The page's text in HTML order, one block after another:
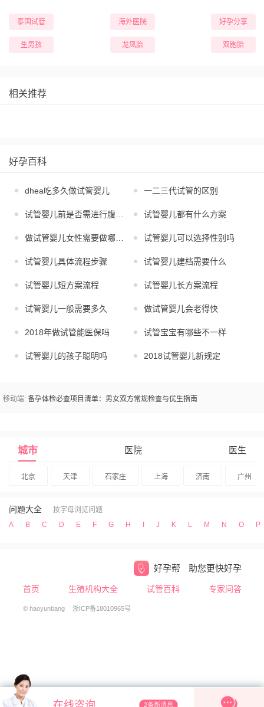
泰国试管 海外医院 好孕分享
生男孩 龙凤胎 双胞胎
相关推荐
好孕百科
dhea吃多久做试管婴儿 一二三代试管的区别
试管婴儿都有什么方案
试管婴儿可以选择性别吗
试管婴儿具体流程步骤 试管婴儿建档需要什么
试管婴儿短方案流程 试管婴儿长方案流程
试管婴儿一般需要多久 做试管婴儿会老得快
2018年做试管能医保吗 试管宝宝有哪些不一样
试管婴儿的孩子聪明吗 2018试管婴儿新规定
移动端: 备孕体检必查项目清单：男女双方常规检查与优生指南
城市 医院 医生
北京 天津 石家庄 上海 济南 广州
问题大全
按字母浏览问题
A
B C D E F G H I J K L M N O P
好孕帮 助您更快好孕
首页 生殖机构大全 试管百科 专家问答
© haoyunbang 浙ICP备18010965号
2条新消息